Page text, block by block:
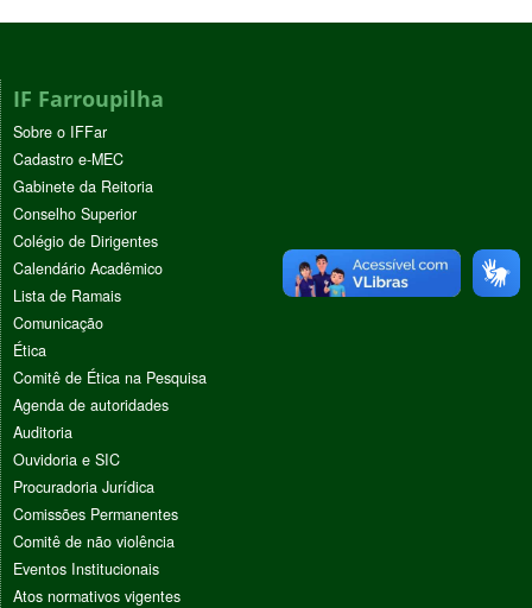
IF Farroupilha
Sobre o IFFar
Cadastro e-MEC
Gabinete da Reitoria
Conselho Superior
Colégio de Dirigentes
Calendário Acadêmico
Lista de Ramais
Comunicação
Ética
Comitê de Ética na Pesquisa
Agenda de autoridades
Auditoria
Ouvidoria e SIC
Procuradoria Jurídica
Comissões Permanentes
Comitê de não violência
Eventos Institucionais
Atos normativos vigentes